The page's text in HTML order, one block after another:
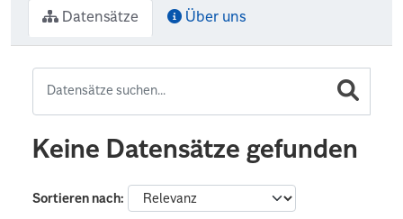
Datensätze Über uns
Keine Datensätze gefunden
Sortieren nach